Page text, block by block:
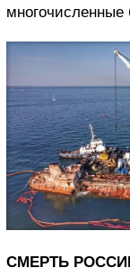
многочисленные
СМЕРТЬ